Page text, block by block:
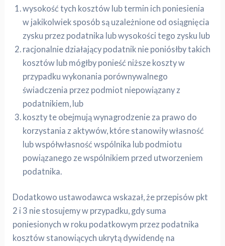
wysokość tych kosztów lub termin ich poniesienia
w jakikolwiek sposób są uzależnione od osiągnięcia
zysku przez podatnika lub wysokości tego zysku lub
racjonalnie działający podatnik nie poniósłby takich
kosztów lub mógłby ponieść niższe koszty w
przypadku wykonania porównywalnego
świadczenia przez podmiot niepowiązany z
podatnikiem, lub
koszty te obejmują wynagrodzenie za prawo do
korzystania z aktywów, które stanowiły własność
lub współwłasność wspólnika lub podmiotu
powiązanego ze wspólnikiem przed utworzeniem
podatnika.
Dodatkowo ustawodawca wskazał, że przepisów pkt
2 i 3 nie stosujemy w przypadku, gdy suma
poniesionych w roku podatkowym przez podatnika
kosztów stanowiących ukrytą dywidendę na